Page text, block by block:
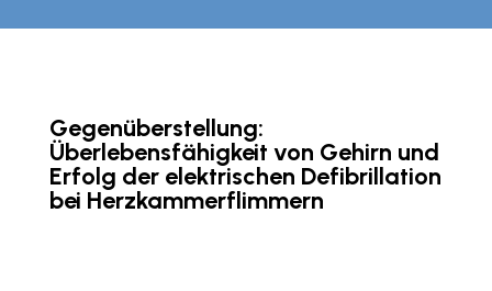
Gegenüberstellung:
Überlebensfähigkeit von Gehirn und
Erfolg der elektrischen Defibrillation
bei Herzkammerflimmern